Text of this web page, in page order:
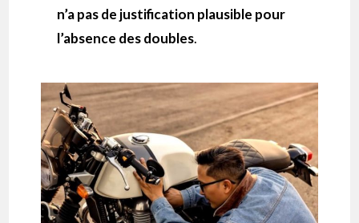
n’a pas de justification plausible pour
l’absence des doubles.